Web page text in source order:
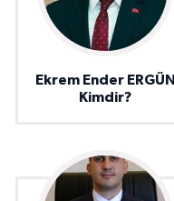
Ekrem Ender ERGÜN
Kimdir?